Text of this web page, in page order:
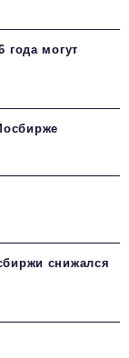
года могут
снижался